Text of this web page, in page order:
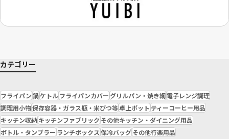
カテゴリー
フライパン鍋ケトルフライパンカバーグリルパン・焼き網電子レンジ調理
調理用小物保存容器・ガラス瓶・米びつ等卓上ポット ティーコーヒー用品
キッチン収納キッチンファブリック その他キッチン・ダイニング用品
ボトル・タンブラー ランチボックス保冷バッグその他行楽用品